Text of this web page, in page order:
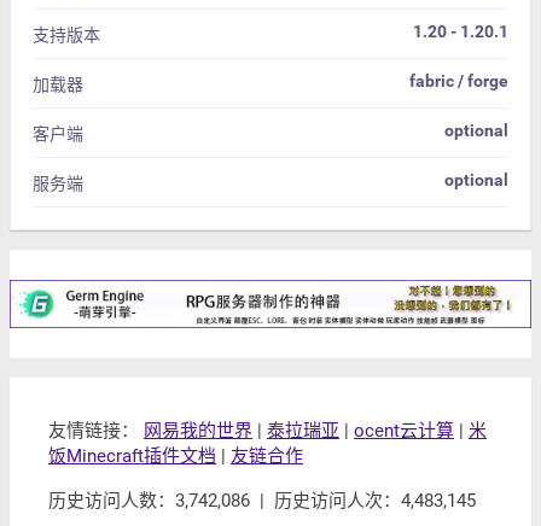
支持版本 1.20 - 1.20.1
加载器 fabric / forge
客户端 optional
服务端 optional
友情链接： 网易我的世界 | 泰拉瑞亚 | ocent云计算 | 米
饭Minecraft插件文档 | 友链合作
历史访问人数：3,742,086 | 历史访问人次：4,483,145